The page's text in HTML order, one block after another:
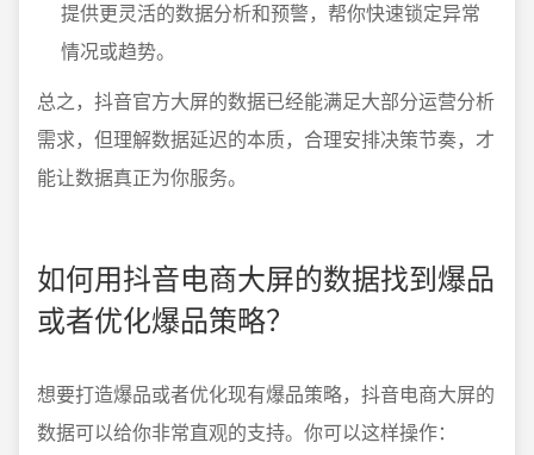
提供更灵活的数据分析和预警，帮你快速锁定异常
情况或趋势。
总之，抖音官方大屏的数据已经能满足大部分运营分析
需求，但理解数据延迟的本质，合理安排决策节奏，才
能让数据真正为你服务。
如何用抖音电商大屏的数据找到爆品
或者优化爆品策略？
想要打造爆品或者优化现有爆品策略，抖音电商大屏的
数据可以给你非常直观的支持。你可以这样操作：